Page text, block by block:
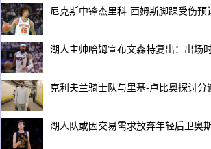
尼克斯中锋杰里科-西姆斯脚踝受伤预
湖人主帅哈姆宣布文森特复出：出场
克利夫兰骑士队与里基-卢比奥探讨分
湖人队或因交易需求放弃年轻后卫奥